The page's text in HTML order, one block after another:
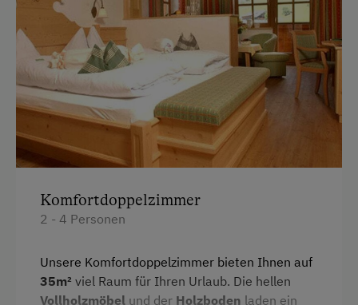
Übernachtung mit Frühstück
Übernachtung mit Halbpension
Service
Telefonservice
Internet
Kostenloses Internet
Diskothek
Komfortdoppelzimmer
2 - 4 Personen
Unsere Komfortdoppelzimmer bieten Ihnen auf
35m² viel Raum für Ihren Urlaub. Die hellen
Vollholzmöbel und der Holzboden laden ein